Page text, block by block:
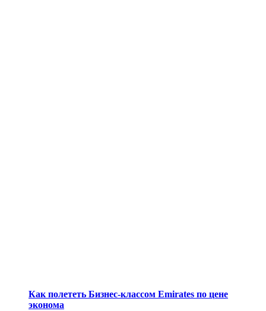
Как полететь Бизнес-классом Emirates по цене
эконома